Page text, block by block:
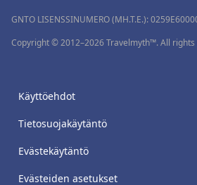
GNTO LISENSSINUMERO (MH.T.E.):
Copyright © 2012–2026 Travelmyth™. All
Käyttöehdot
Tietosuojakäytäntö
Evästekäytäntö
Evästeiden asetukset